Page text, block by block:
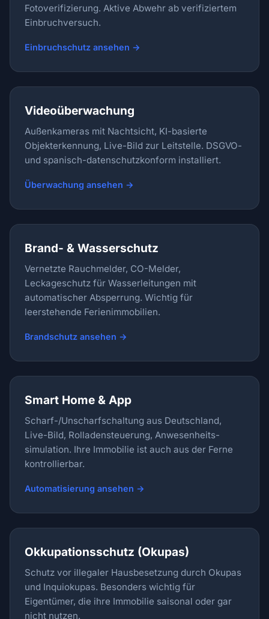
Fotoverifizierung. Aktive Abwehr ab verifiziertem
Einbruchversuch.
Einbruchschutz ansehen →
Videoüberwachung
Außenkameras mit Nachtsicht, KI-basierte
Objekterkennung, Live-Bild zur Leitstelle. DSGVO-
und spanisch-datenschutzkonform installiert.
Überwachung ansehen →
Brand- & Wasserschutz
Vernetzte Rauchmelder, CO-Melder,
Leckageschutz für Wasserleitungen mit
automatischer Absperrung. Wichtig für
leerstehende Ferienimmobilien.
Brandschutz ansehen →
Smart Home & App
Scharf-/Unscharf­schaltung aus Deutschland,
Live-Bild, Rolladensteuerung, Anwesenheits­
simulation. Ihre Immobilie ist auch aus der Ferne
kontrollierbar.
Automatisierung ansehen →
Okkupationsschutz (Okupas)
Schutz vor illegaler Hausbesetzung durch Okupas
und Inquiokupas. Besonders wichtig für
Eigentümer, die ihre Immobilie saisonal oder gar
nicht nutzen.